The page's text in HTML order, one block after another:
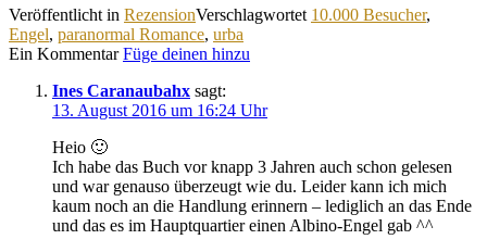
Veröffentlicht in RezensionVerschlagwortet 10.000 Besucher,
Engel, paranormal Romance, urba
Ein KommentarFüge deinen hinzu
Ines Caranaubahx sagt:
13. August 2016 um 16:24 Uhr
Heio 🙂
Ich habe das Buch vor knapp 3 Jahren auch schon gelesen
und war genauso überzeugt wie du. Leider kann ich mich
kaum noch an die Handlung erinnern – lediglich an das Ende
und das es im Hauptquartier einen Albino-Engel gab ^^